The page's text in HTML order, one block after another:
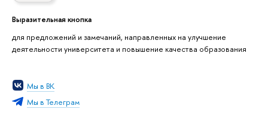
Выразительная кнопка
для предложений и замечаний, направленных на улучшение
деятельности университета и повышение качества образования
Мы в ВК
Мы в Телеграм